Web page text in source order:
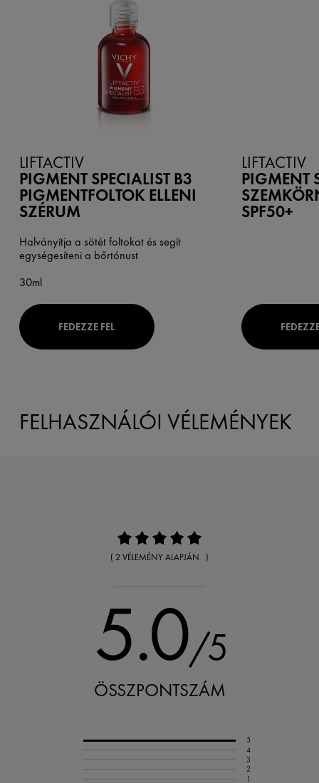
LIFTACTIV
PIGMENT SPECIALIST B3
PIGMENTFOLTOK ELLENI
SZÉRUM
Halványítja a sötét foltokat és segít
egységesíteni a bőrtónust
30ml
FEDEZZE FEL
LIFTACTIV
PIGMENT
SPF50+
FELHASZNÁLÓI VÉLEMÉNYEK
( 2 VÉLEMÉNY ALAPJÁN )
5.0/5
ÖSSZPONTSZÁM
5
4
3
2
1